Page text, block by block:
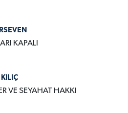
KAPALI
VE SEYAHAT HAKKI